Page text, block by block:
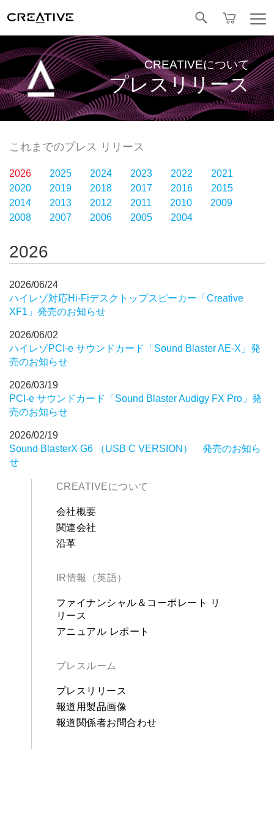
CREATIVEについて
プレスリリース
これまでのプレス リリース
2026 2025 2024 2023 2022
2021
2020
2019 2018 2017 2016
2015
2014
2013 2012 2011 2010
2009
2008
2007 2006 2005 2004
2026
2026/06/24
ハイレゾ対応Hi-Fiデスクトップスピーカー「Creative
XF1」発売のお知らせ
2026/06/02
ハイレゾPCI-e サウンドカード「Sound Blaster AE-X」発
売のお知らせ
2026/03/19
PCI-e サウンドカード「Sound Blaster Audigy FX Pro」発
売のお知らせ
2026/02/19
Sound BlasterX G6 （USB C VERSION） 発売のお知ら
せ
CREATIVEについて
会社概要
関連会社
沿革
IR情報（英語）
ファイナンシャル＆コーポレート リ
リース
アニュアル レポート
プレスルーム
プレスリリース
報道用製品画像
報道関係者お問合わせ
Facebook